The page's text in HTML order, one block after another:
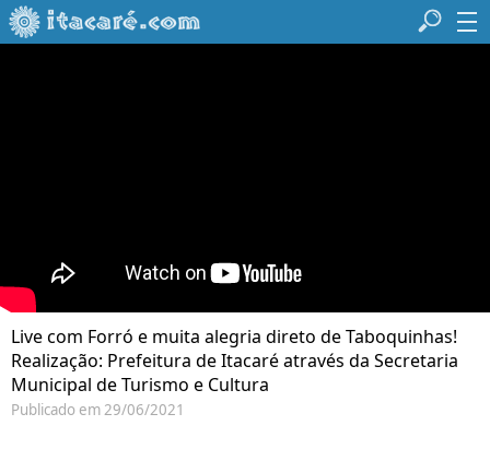
Live com Forró e muita alegria direto de Taboquinhas!
Realização: Prefeitura de Itacaré através da Secretaria
Municipal de Turismo e Cultura
Publicado em 29/06/2021